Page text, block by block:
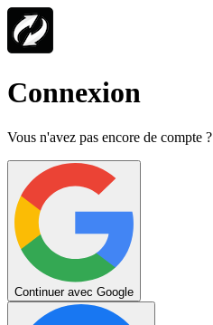
Connexion
Vous n'avez pas encore de compte ?
Continuer avec Google